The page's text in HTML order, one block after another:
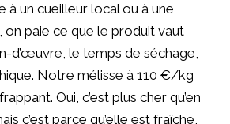
à un cueilleur local ou à une
paie ce que le produit vaut
d’œuvre, le temps de séchage,
Notre mélisse à 110 €/kg
Oui, c’est plus cher qu’en
c’est parce qu’elle est fraîche,